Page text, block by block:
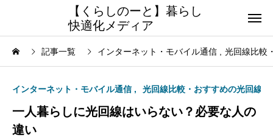
【くらしのーと】暮らし
快適化メディア
記事一覧 インターネット・モバイル通信 光回線比較
インターネット・モバイル通信 光回線比較・おすすめの光回線
一人暮らしに光回線はいらない？必要な人の
違い